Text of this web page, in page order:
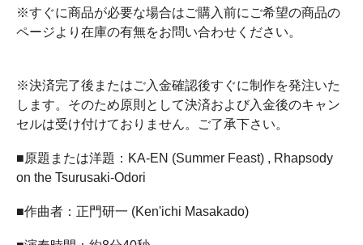
※すぐに商品が必要な場合はご購入前にご希望の商品の
ページより在庫の有無をお問い合わせください。
※決済完了後またはご入金確認後すぐに制作を発注いた
します。そのため原則として決済および入金後のキャン
セルは受け付けておりません。ご了承下さい。
■原題または洋題：KA-EN (Summer Feast) , Rhapsody
on the Tsurusaki-Odori
■作曲者：正門研一 (Ken'ichi Masakado)